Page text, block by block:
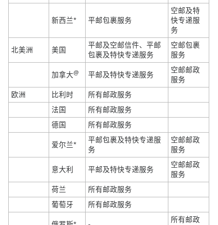
新西兰* 平邮包裹服务
空邮及特
快专递服
务
北美洲 美国
平邮及空邮信件、平邮
包裹及特快专递服务
空邮包裹
服务
加拿大@ 平邮及特快专递服务
空邮邮政
服务
欧洲
比利时
所有邮政服务
法国
所有邮政服务
德国
所有邮政服务
爱尔兰*
平邮包裹及特快专递服
务
空邮邮政
服务
意大利 平邮及特快专递服务
空邮邮政
服务
荷兰
所有邮政服务
葡萄牙
所有邮政服务
所有邮政